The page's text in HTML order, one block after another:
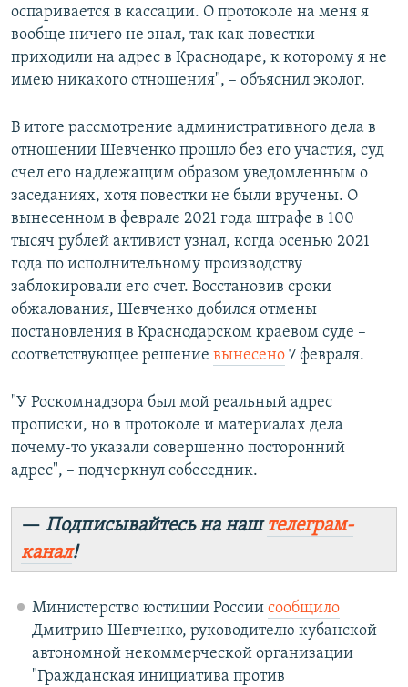
оспаривается в кассации. О протоколе на меня я
вообще ничего не знал, так как повестки
приходили на адрес в Краснодаре, к которому я не
имею никакого отношения", – объяснил эколог.
В итоге рассмотрение административного дела в
отношении Шевченко прошло без его участия, суд
счел его надлежащим образом уведомленным о
заседаниях, хотя повестки не были вручены. О
вынесенном в феврале 2021 года штрафе в 100
тысяч рублей активист узнал, когда осенью 2021
года по исполнительному производству
заблокировали его счет. Восстановив сроки
обжалования, Шевченко добился отмены
постановления в Краснодарском краевом суде –
соответствующее решение вынесено 7 февраля.
"У Роскомнадзора был мой реальный адрес
прописки, но в протоколе и материалах дела
почему-то указали совершенно посторонний
адрес", – подчеркнул собеседник.
— Подписывайтесь на наштелеграм-
канал!
Министерство юстиции России сообщило
Дмитрию Шевченко, руководителю кубанской
автономной некоммерческой организации
"Гражданская инициатива против